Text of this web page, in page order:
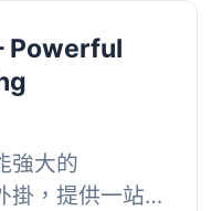
Powerful
強大的
，提供一站式